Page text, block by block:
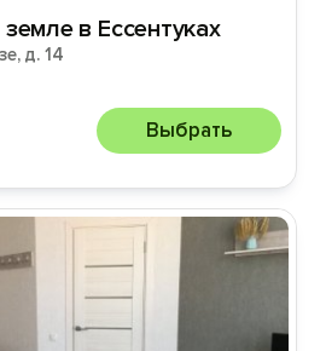
земле в Ессентуках
д. 14
Выбрать